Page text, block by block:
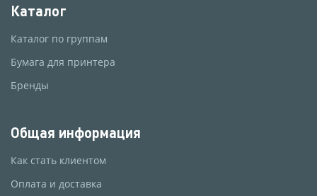
Каталог
Каталог по группам
Бумага для принтера
Бренды
Общая информация
Как стать клиентом
Оплата и доставка